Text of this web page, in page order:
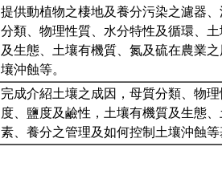
提供動植物之棲地及養分污染之濾器
分類、物理性質、水分特性及循環、
及生態、土壤有機質、氮及硫在農業
壤沖蝕等。
完成介紹土壤之成因，母質分類、物
度、鹽度及鹼性，土壤有機質及生態
素、養分之管理及如何控制土壤沖蝕